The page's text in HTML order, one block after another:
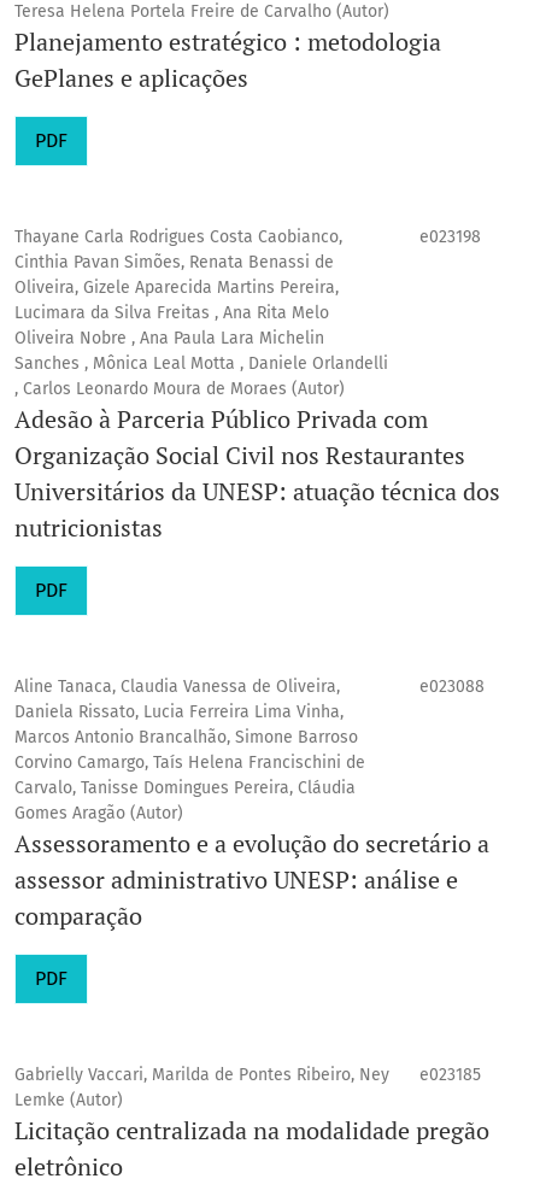
Teresa Helena Portela Freire de Carvalho (Autor)
Planejamento estratégico : metodologia
GePlanes e aplicações
PDF
Thayane Carla Rodrigues Costa Caobianco,
Cinthia Pavan Simões, Renata Benassi de
Oliveira, Gizele Aparecida Martins Pereira,
Lucimara da Silva Freitas , Ana Rita Melo
Oliveira Nobre , Ana Paula Lara Michelin
Sanches , Mônica Leal Motta , Daniele Orlandelli
, Carlos Leonardo Moura de Moraes (Autor)
e023198
Adesão à Parceria Público Privada com
Organização Social Civil nos Restaurantes
Universitários da UNESP: atuação técnica dos
nutricionistas
PDF
Aline Tanaca, Claudia Vanessa de Oliveira,
Daniela Rissato, Lucia Ferreira Lima Vinha,
Marcos Antonio Brancalhão, Simone Barroso
Corvino Camargo, Taís Helena Francischini de
Carvalo, Tanisse Domingues Pereira, Cláudia
Gomes Aragão (Autor)
e023088
Assessoramento e a evolução do secretário a
assessor administrativo UNESP: análise e
comparação
PDF
Gabrielly Vaccari, Marilda de Pontes Ribeiro, Ney
Lemke (Autor)
e023185
Licitação centralizada na modalidade pregão
eletrônico